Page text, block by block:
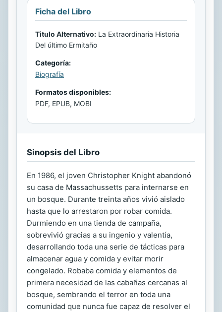
Ficha del Libro
Titulo Alternativo: La Extraordinaria Historia
Del último Ermitaño
Categoría:
Biografía
Formatos disponibles:
PDF, EPUB, MOBI
Sinopsis del Libro
En 1986, el joven Christopher Knight abandonó
su casa de Massachussetts para internarse en
un bosque. Durante treinta años vivió aislado
hasta que lo arrestaron por robar comida.
Durmiendo en una tienda de campaña,
sobrevivió gracias a su ingenio y valentía,
desarrollando toda una serie de tácticas para
almacenar agua y comida y evitar morir
congelado. Robaba comida y elementos de
primera necesidad de las cabañas cercanas al
bosque, sembrando el terror en toda una
comunidad que nunca fue capaz de resolver el